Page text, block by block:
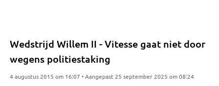
Wedstrijd Willem II - Vitesse gaat niet door
wegens politiestaking
4 augustus 2015 om 16:07 • Aangepast 25 september 2025 om 08:24